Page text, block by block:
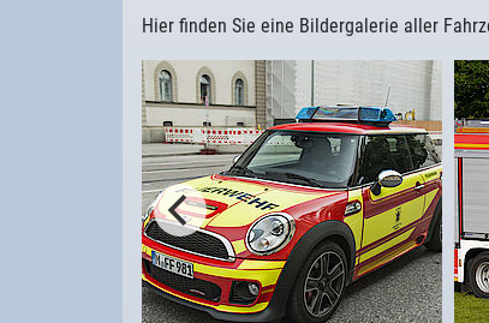
Hier finden Sie eine Bildergalerie aller